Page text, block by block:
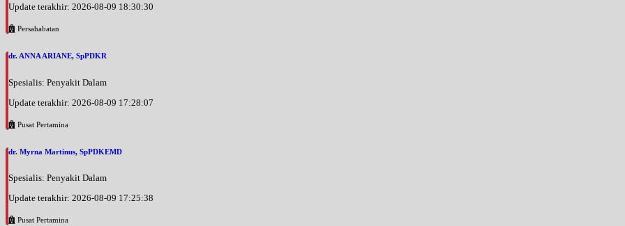
Update terakhir: 2026-08-09 18:30:30
Persahabatan
dr. ANNA ARIANE, SpPDKR
Spesialis: Penyakit Dalam
Update terakhir: 2026-08-09 17:28:07
Pusat Pertamina
dr. Myrna Martinus, SpPDKEMD
Spesialis: Penyakit Dalam
Update terakhir: 2026-08-09 17:25:38
Pusat Pertamina